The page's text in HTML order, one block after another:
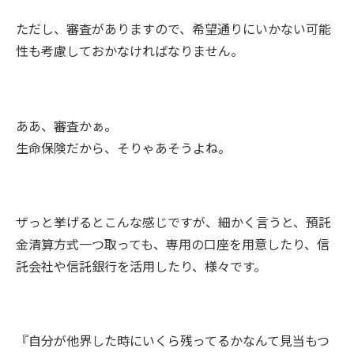
ただし、審査がありますので、希望通りにいかない可能
性も考慮しておかなければなりません。
ああ、審査かぁ。
生命保険だから、そりゃあそうよね。
ザっと挙げるとこんな感じですが、細かく言うと、預託
金清算方式一つ取っても、専用の口座を用意したり、信
託会社や信託銀行を活用したり、様々です。
『自分が他界した時にいくら残ってるかなんて見当もつ